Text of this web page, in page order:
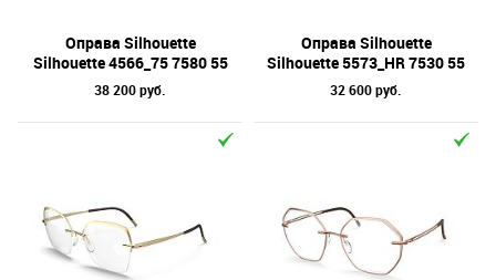
Оправа Silhouette
Silhouette 4566_75 7580 55
38 200 руб.
Оправа Silhouette
Silhouette 5573_HR 7530 55
32 600 руб.